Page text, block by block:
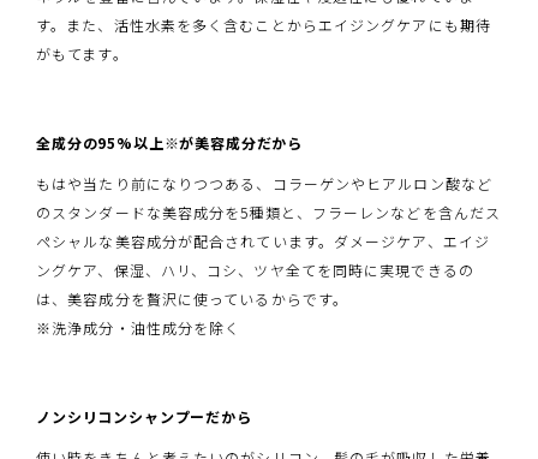
す。また、活性水素を多く含むことからエイジングケアにも期待
がもてます。
全成分の95%以上※が美容成分だから
もはや当たり前になりつつある、コラーゲンやヒアルロン酸など
のスタンダードな美容成分を5種類と、フラーレンなどを含んだス
ペシャルな美容成分が配合されています。ダメージケア、エイジ
ングケア、保湿、ハリ、コシ、ツヤ全てを同時に実現できるの
は、美容成分を贅沢に使っているからです。
※洗浄成分・油性成分を除く
ノンシリコンシャンプーだから